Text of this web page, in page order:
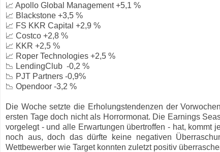
📈 Apollo Global Management +5,1 %
📈 Blackstone +3,5 %
📈 FS KKR Capital +2,9 %
📈 Costco +2,8 %
📈 KKR +2,5 %
📈 Roper Technologies +2,5 %
📉 LendingClub -0,2 %
📉 PJT Partners -0,9%
📉 Opendoor -3,2 %
Die Woche setzte die Erholungstendenzen der
ersten Tage doch nicht als Horrormonat. Die Earnings
vorgelegt - und alle Erwartungen übertroffen - hat, kommt
noch aus, doch das dürfte keine negativen
Wettbewerber wie Target konnten zuletzt positiv